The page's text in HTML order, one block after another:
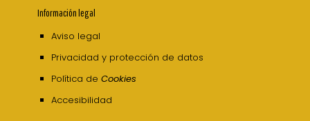
Información legal
Aviso legal
Privacidad y protección de datos
Política de Cookies
Accesibilidad